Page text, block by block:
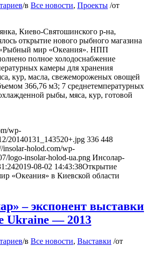
/в Все новости, Проекты /от
Киево-Святошинского р-на,
открытие нового рыбного магазина
«Рыбный мир «Океания». НПП
полное холодоснабжение
камеры для хранения
кур, масла, свежемороженых овощей
366,76 м3; 7 среднетемпературных
рыбы, мяса, кур, готовой
wp-
20140131_143520+.jpg 336 448
insolar-holod.com/wp-
logo-insolar-holod-ua.png Инсолар-
2019-08-02 14:43:38Открытие
«Океания» в Киевской области
– экспонент выставки
Ukraine — 2013
/в Все новости, Выставки /от